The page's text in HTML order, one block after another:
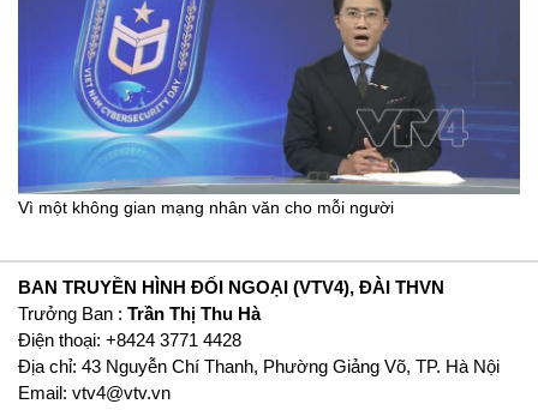
Vì một không gian mạng nhân văn cho mỗi người
BAN TRUYỀN HÌNH ĐỐI NGOẠI (VTV4), ĐÀI THVN
Trưởng Ban : Trần Thị Thu Hà
Ðiện thoại: +8424 3771 4428
Địa chỉ: 43 Nguyễn Chí Thanh, Phường Giảng Võ, TP. Hà Nội
Email: vtv4@vtv.vn